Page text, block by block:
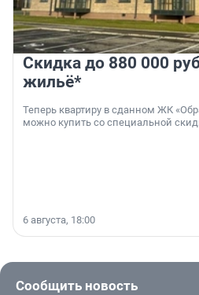
Скидка до 880 000
жильё*
Теперь квартиру в сданном ЖК
можно купить со специальной
6 августа, 18:00
Сообщить новость